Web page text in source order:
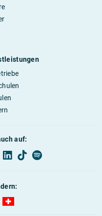
auf:
Deutschland (deutsch)
plus Österreich (deutsch)